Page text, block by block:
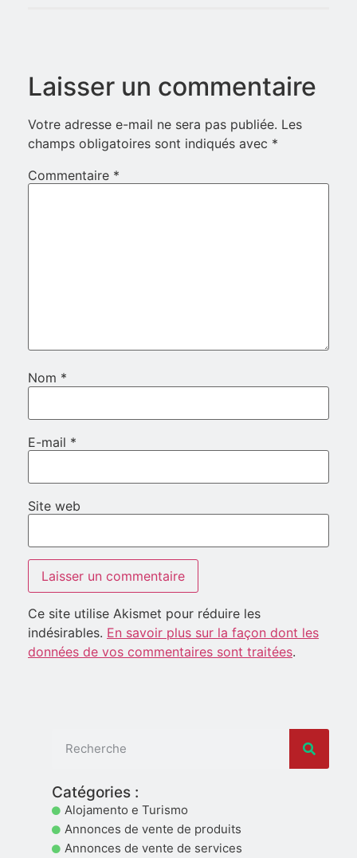
Laisser un commentaire
Votre adresse e-mail ne sera pas publiée. Les
champs obligatoires sont indiqués avec *
Commentaire *
Nom *
E-mail *
Site web
Ce site utilise Akismet pour réduire les
indésirables. En savoir plus sur la façon dont les
données de vos commentaires sont traitées.
Catégories :
Alojamento e Turismo
Annonces de vente de produits
Annonces de vente de services